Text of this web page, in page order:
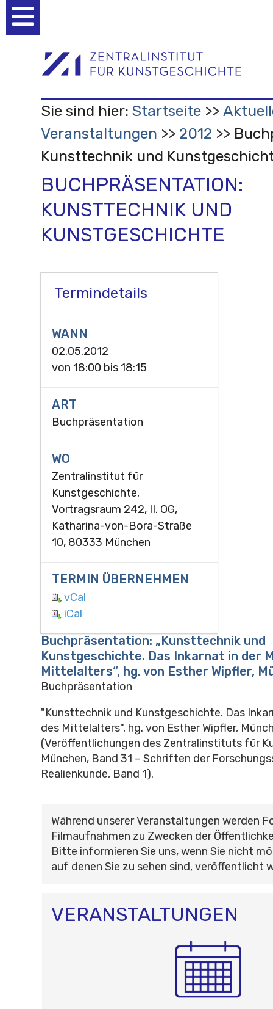
Werkzeuge
Sie sind hier: Startseite
Veranstaltungen
2012
Kunsttechnik und
BUCHPRÄSENTATION:
KUNSTTECHNIK UND
KUNSTGESCHICHTE
Termindetails
WANN
02.05.2012
von 18:00 bis 18:15
ART
Buchpräsentation
WO
Zentralinstitut für
Kunstgeschichte,
Vortragsraum 242, II. OG,
Katharina-von-Bora-Straße
10, 80333 München
TERMIN ÜBERNEHMEN
vCal
iCal
Buchpräsentation: „Kunsttechnik und
Kunstgeschichte. Das Inkarnat in der
Mittelalters“, hg. von Esther Wipfler,
Buchpräsentation
"Kunsttechnik und Kunstgeschichte. Das
des Mittelalters", hg. von Esther Wipfler,
(Veröffentlichungen des Zentralinstituts für
München, Band 31 – Schriften der
Realienkunde, Band 1).
Während unserer Veranstaltungen werden
Filmaufnahmen zu Zwecken der
Bitte informieren Sie uns, wenn Sie nicht
auf denen Sie zu sehen sind, veröffentlicht
VERANSTALTUNGEN